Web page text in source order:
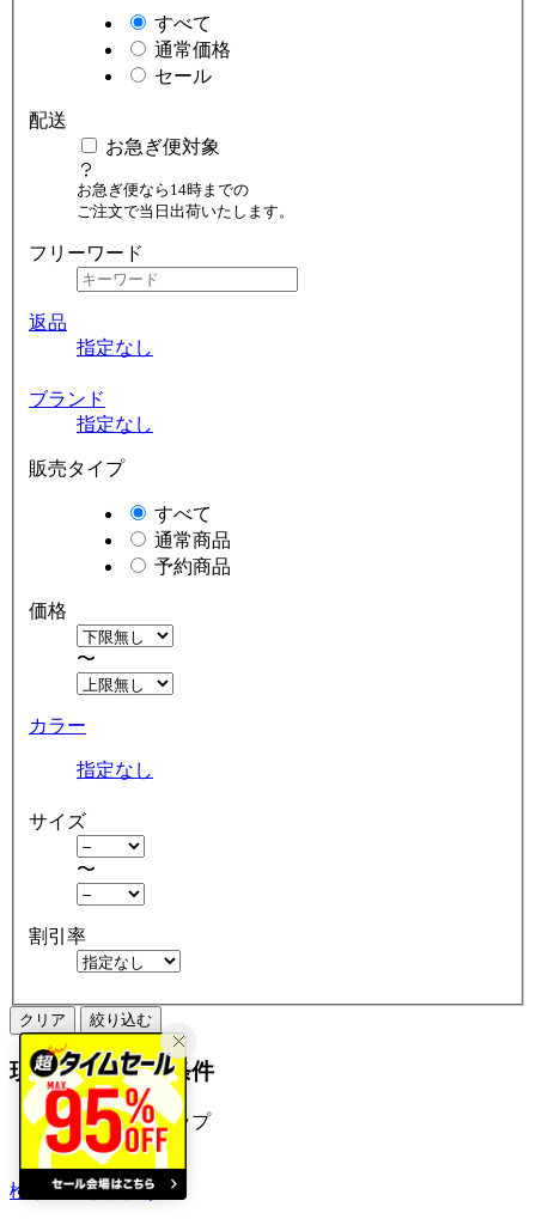
すべて
通常価格
セール
配送
お急ぎ便対象
お急ぎ便なら14時までの
ご注文で当日出荷いたします。
フリーワード
返品
指定なし
ブランド
指定なし
販売タイプ
すべて
通常商品
予約商品
価格
〜
カラー
指定なし
サイズ
〜
割引率
クリア 絞り込む
現在の絞り込み条件
ニットキャップ
アウトレット
検索履歴から探す